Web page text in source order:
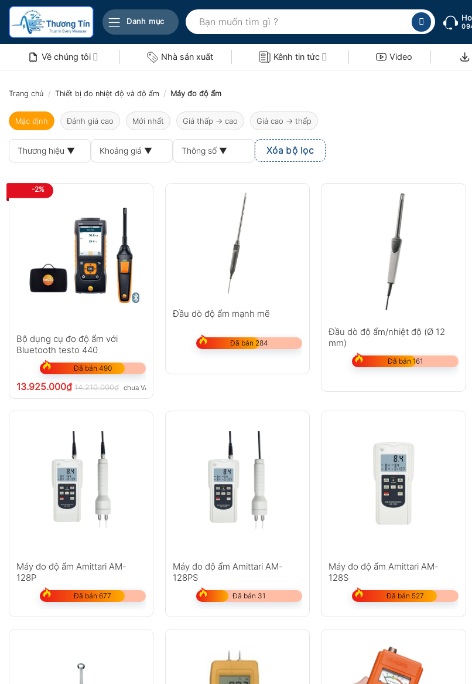
Bỏ
nội
Danh mục
Tìm
kiếm:
Về chúng tôi Nhà sản xuất Kênh tin tức Video
Trang chủ / Thiết bị đo nhiệt độ và độ ẩm / Máy đo độ ẩm
Mặc định Đánh giá cao Mới nhất Giá thấp → cao Giá cao → thấp
Thương hiệu ▼ Khoảng giá ▼ Thông số ▼ Xóa bộ lọc
-2%
Bộ dụng cụ đo độ ẩm với
Bluetooth testo 440
Đã bán 490
13.925.000₫ 14.210.000₫ chưa VAT 8%
Đầu dò độ ẩm mạnh mẽ
Đã bán 284
Đầu dò độ ẩm/nhiệt độ (Ø 12
mm)
Đã bán 161
Máy đo độ ẩm Amittari AM-
128P
Đã bán 677
Máy đo độ ẩm Amittari AM-
128PS
Đã bán 31
Máy đo độ ẩm Amittari AM-
128S
Đã bán 527